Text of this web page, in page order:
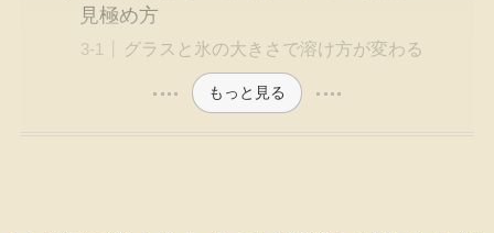
見極め方
グラスと氷の大きさで溶け方が変わる
もっと見る